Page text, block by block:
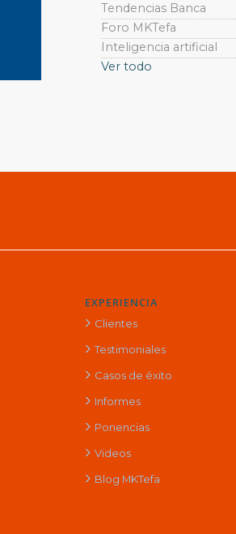
Tendencias Banca
Foro MKTefa
Inteligencia artificial
Ver todo
EXPERIENCIA
Clientes
Testimoniales
Casos de éxito
Informes
Ponencias
Videos
Blog MKTefa